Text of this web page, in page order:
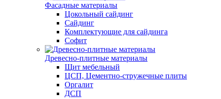
Фасадные материалы
Цокольный сайдинг
Сайдинг
Комплектующие для сайдинга
Софит
Древесно-плитные материалы
Щит мебельный
ЦСП, Цементно-стружечные плиты
Оргалит
ДСП